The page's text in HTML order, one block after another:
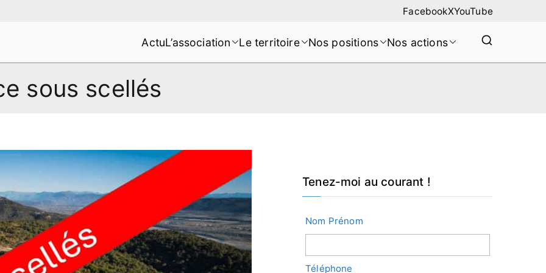
FacebookXYouTube
de la Montagne de Lure
ActuL’association Le territoire Nos positions Nos actions
sous scellés
Tenez-moi au courant !
Nom Prénom
Téléphone